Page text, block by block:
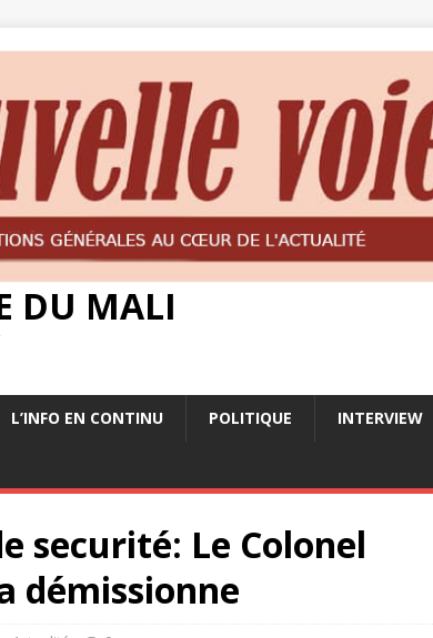
DU MALI
L’INFO EN CONTINU POLITIQUE INTERVIEW
securité: Le Colonel
démissionne